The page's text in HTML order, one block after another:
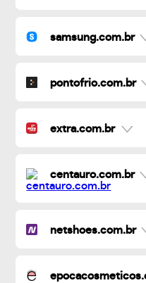
samsung.com.br
pontofrio.com.br
extra.com.br
centauro.com.br
netshoes.com.br